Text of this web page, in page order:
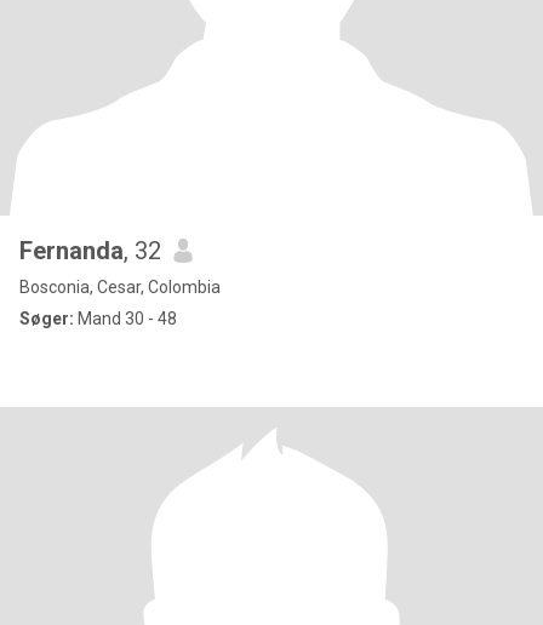
Fernanda, 32
Bosconia, Cesar, Colombia
Søger: Mand 30 - 48